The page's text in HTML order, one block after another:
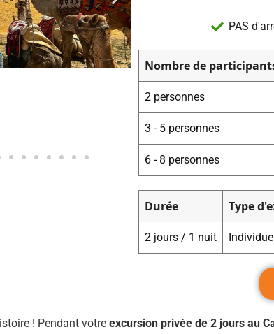
PAS
Nombre de
2 personnes
3 - 5 personnes
6 - 8 personnes
Durée Type
2 jours / 1 nuit
! Pendant votre excursion privée de 2 jours au